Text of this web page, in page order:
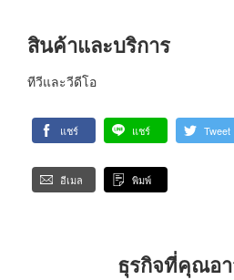
สินค้าและบริการ
ทีวีและวีดีโอ
แชร์ แชร์ Tweet
อีเมล พิมพ์
ธุรกิจที่คุณอ